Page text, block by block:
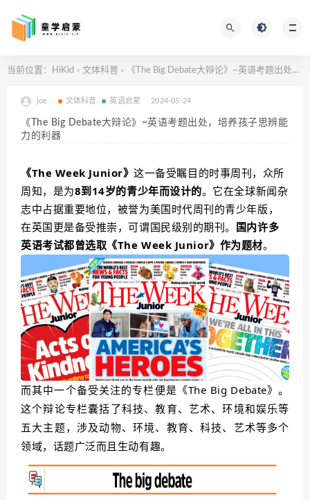
当前位置： HiKid > 文体科普 > 《The Big Debate大辩论》~英语考题出处，培养孩子思辨能力的利器
joe 文体科普 英语启蒙 2024-05-24
《The Big Debate大辩论》~英语考题出处，培养孩子思辨能
力的利器
《The Week Junior》这一备受瞩目的时事周刊，众所
周知，是为8到14岁的青少年而设计的。它在全球新闻杂
志中占据重要地位，被誉为美国时代周刊的青少年版，
在英国更是备受推崇，可谓国民级别的期刊。 国内许多
英语考试都曾选取《The Week Junior》作为题材。
而其中一个备受关注的专栏便是《The Big Debate》。
这个辩论专栏囊括了科技、教育、艺术、环境和娱乐等
五大主题，涉及动物、环境、教育、科技、艺术等多个
领域，话题广泛而且生动有趣。